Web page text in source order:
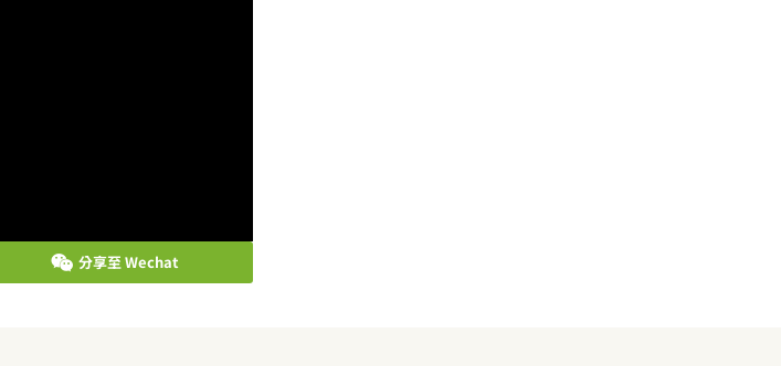
分享至 Wechat